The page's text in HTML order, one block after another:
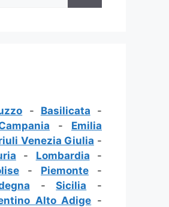
- Basilicata -
- Emilia
Venezia Giulia -
- Lombardia -
- Piemonte -
-Sicilia -
Alto Adige -